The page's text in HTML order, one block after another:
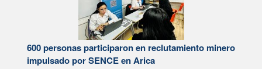
600 personas participaron en reclutamiento minero
impulsado por SENCE en Arica